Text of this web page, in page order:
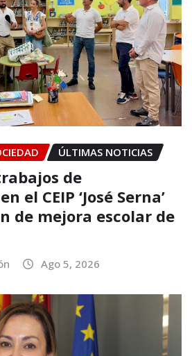
ÚLTIMAS NOTICIAS
de
el CEIP ‘José Serna’
de mejora escolar de
Ago 5, 2026